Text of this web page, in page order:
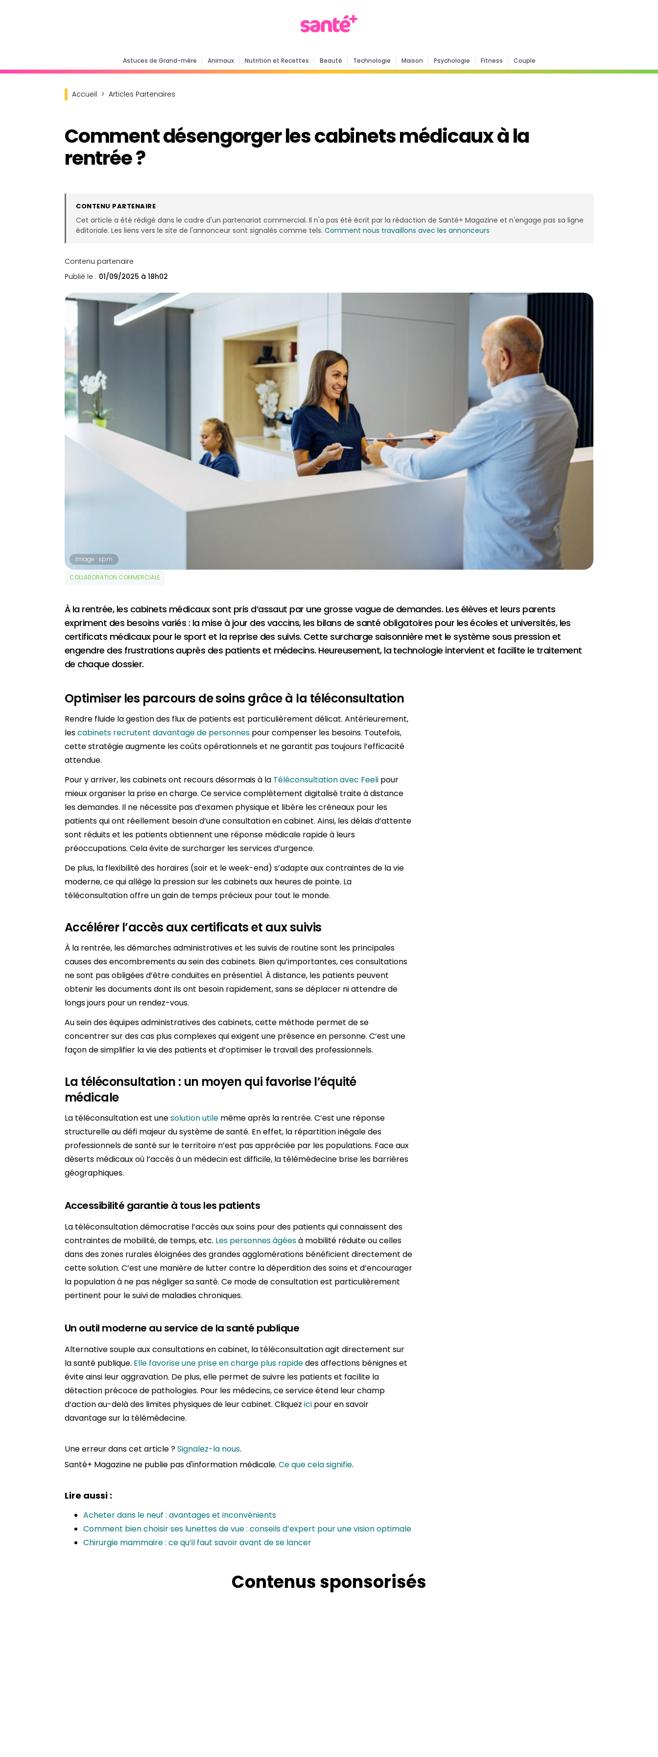
Astuces de Grand-mère Animaux Nutrition et Recettes Beauté Technologie Maison Psychologie Fitness Couple
Accueil Articles Partenaires
Comment désengorger les cabinets médicaux à la
rentrée ?
CONTENU PARTENAIRE
Cet article a été rédigé dans le cadre d'un partenariat commercial. Il n'a pas été écrit par la rédaction de Santé+ Magazine et n'engage pas sa ligne
éditoriale. Les liens vers le site de l'annonceur sont signalés comme tels. Comment nous travaillons avec les annonceurs
Contenu partenaire
Publié le : 01/09/2025 à 18h02
Image : spm
COLLABORATION COMMERCIALE
À la rentrée, les cabinets médicaux sont pris d’assaut par une grosse vague de demandes. Les élèves et leurs parents
expriment des besoins variés : la mise à jour des vaccins, les bilans de santé obligatoires pour les écoles et universités, les
certificats médicaux pour le sport et la reprise des suivis. Cette surcharge saisonnière met le système sous pression et
engendre des frustrations auprès des patients et médecins. Heureusement, la technologie intervient et facilite le traitement
de chaque dossier.
Optimiser les parcours de soins grâce à la téléconsultation
Rendre fluide la gestion des flux de patients est particulièrement délicat. Antérieurement,
lescabinets recrutent davantage de personnes pour compenser les besoins. Toutefois,
cette stratégie augmente les coûts opérationnels et ne garantit pas toujours l’efficacité
attendue.
Pour y arriver, les cabinets ont recours désormais à la Téléconsultation avec Feeli pour
mieux organiser la prise en charge. Ce service complètement digitalisé traite à distance
les demandes. Il ne nécessite pas d’examen physique et libère les créneaux pour les
patients qui ont réellement besoin d’une consultation en cabinet. Ainsi, les délais d’attente
sont réduits et les patients obtiennent une réponse médicale rapide à leurs
préoccupations. Cela évite de surcharger les services d’urgence.
De plus, la flexibilité des horaires (soir et le week-end) s’adapte aux contraintes de la vie
moderne, ce qui allège la pression sur les cabinets aux heures de pointe. La
téléconsultation offre un gain de temps précieux pour tout le monde.
Accélérer l’accès aux certificats et aux suivis
À la rentrée, les démarches administratives et les suivis de routine sont les principales
causes des encombrements au sein des cabinets. Bien qu’importantes, ces consultations
ne sont pas obligées d’être conduites en présentiel. À distance, les patients peuvent
obtenir les documents dont ils ont besoin rapidement, sans se déplacer ni attendre de
longs jours pour un rendez-vous.
Au sein des équipes administratives des cabinets, cette méthode permet de se
concentrer sur des cas plus complexes qui exigent une présence en personne. C’est une
façon de simplifier la vie des patients et d’optimiser le travail des professionnels.
La téléconsultation : un moyen qui favorise l’équité
médicale
La téléconsultation est unesolution utile même après la rentrée. C’est une réponse
structurelle au défi majeur du système de santé. En effet, la répartition inégale des
professionnels de santé sur le territoire n’est pas appréciée par les populations. Face aux
déserts médicaux où l’accès à un médecin est difficile, la télémédecine brise les barrières
géographiques.
Accessibilité garantie à tous les patients
La téléconsultation démocratise l’accès aux soins pour des patients qui connaissent des
contraintes de mobilité, de temps, etc. Les personnes âgéesà mobilité réduite ou celles
dans des zones rurales éloignées des grandes agglomérations bénéficient directement de
cette solution. C’est une manière de lutter contre la déperdition des soins et d’encourager
la population à ne pas négliger sa santé. Ce mode de consultation est particulièrement
pertinent pour le suivi de maladies chroniques.
Un outil moderne au service de la santé publique
Alternative souple aux consultations en cabinet, la téléconsultation agit directement sur
la santé publique. Elle favorise une prise en charge plus rapidedes affections bénignes et
évite ainsi leur aggravation. De plus, elle permet de suivre les patients et facilite la
détection précoce de pathologies. Pour les médecins, ce service étend leur champ
d’action au-delà des limites physiques de leur cabinet. Cliquez ici pour en savoir
davantage sur la télémédecine.
Une erreur dans cet article ?Signalez-la nous.
Santé+ Magazine ne publie pas d'information médicale. Ce que cela signifie.
Lire aussi :
Acheter dans le neuf : avantages et inconvénients
Comment bien choisir ses lunettes de vue : conseils d’expert pour une vision optimale
Chirurgie mammaire : ce qu’il faut savoir avant de se lancer
Contenus sponsorisés